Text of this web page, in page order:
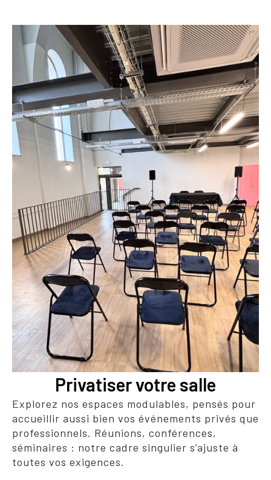
Privatiser votre salle
Explorez nos espaces modulables, pensés pour
accueillir aussi bien vos événements privés que
professionnels. Réunions, conférences,
séminaires : notre cadre singulier s’ajuste à
toutes vos exigences.